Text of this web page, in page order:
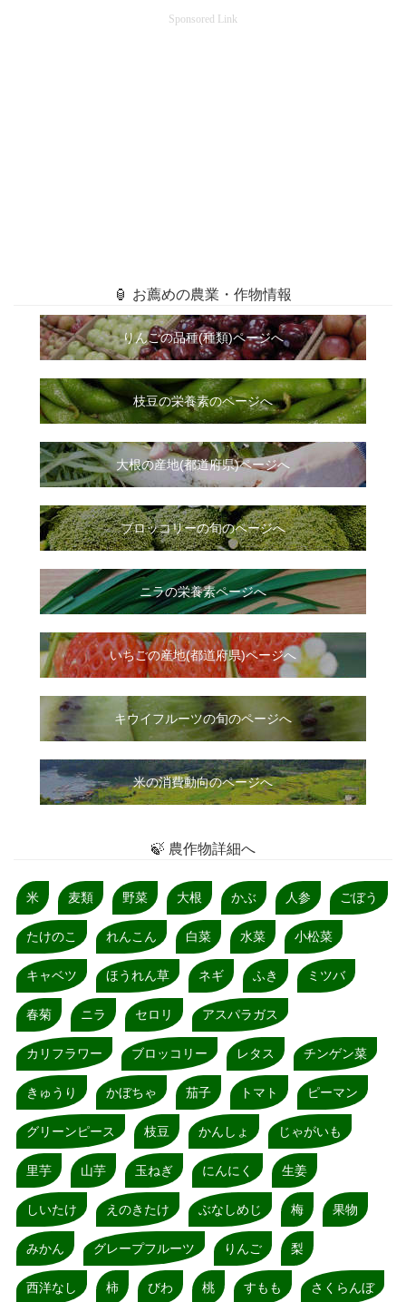
Sponsored Link
🏮 お薦めの農業・作物情報
りんごの品種(種類)ページへ
枝豆の栄養素のページへ
大根の産地(都道府県)ページへ
ブロッコリーの旬のページへ
ニラの栄養素ページへ
いちごの産地(都道府県)ページへ
キウイフルーツの旬のページへ
米の消費動向のページへ
🍃 農作物詳細へ
米 麦類 野菜 大根 かぶ 人参 ごぼう
たけのこ れんこん 白菜 水菜 小松菜
キャベツ ほうれん草 ネギ ふき ミツバ
春菊 ニラ セロリ アスパラガス
カリフラワー ブロッコリー レタス チンゲン菜
きゅうり かぼちゃ 茄子 トマト ピーマン
グリーンピース 枝豆 かんしょ じゃがいも
里芋 山芋 玉ねぎ にんにく 生姜
しいたけ えのきたけ ぶなしめじ 梅 果物
みかん グレープフルーツ りんご 梨
西洋なし 柿 びわ 桃 すもも さくらんぼ